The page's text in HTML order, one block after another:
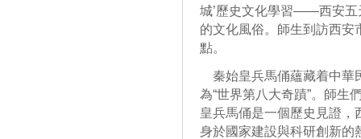
城’歷史文化學習——西安五
的文化風俗。師生到訪西安
點。
秦始皇兵馬俑蘊藏着中華
為“世界第八大奇蹟”。師生
皇兵馬俑是一個歷史見證，
身於國家建設與科研創新的